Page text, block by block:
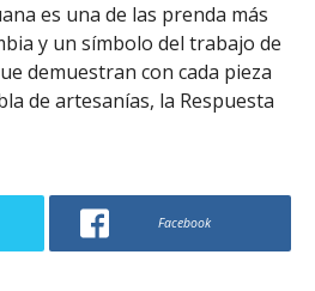
es una de las prenda más
y un símbolo del trabajo de
demuestran con cada pieza
de artesanías, la Respuesta
Facebook